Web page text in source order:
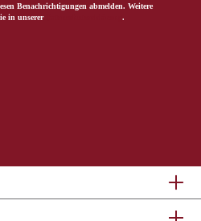
Benachrichtigungen abmelden. Weitere
in unserer
.